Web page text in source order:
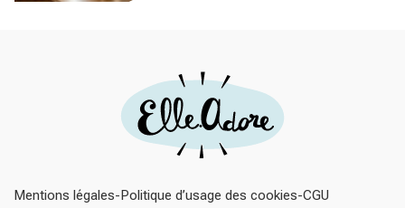
Mentions légales Politique d’usage des cookies CGU